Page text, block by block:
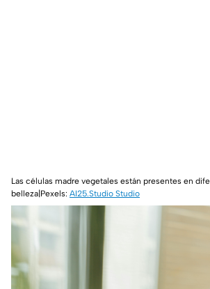
Las células madre vegetales están presentes en
belleza|Pexels: AI25.Studio Studio